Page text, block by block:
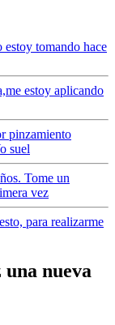
estoy tomando hace
estoy aplicando
pinzamiento
suel
Tome un
vez
para realizarme
una nueva